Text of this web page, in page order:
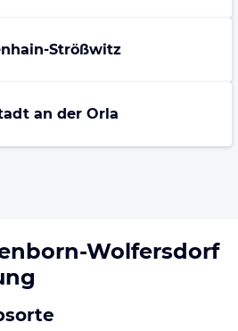
Strößwitz
an der Orla
Wolfersdorf